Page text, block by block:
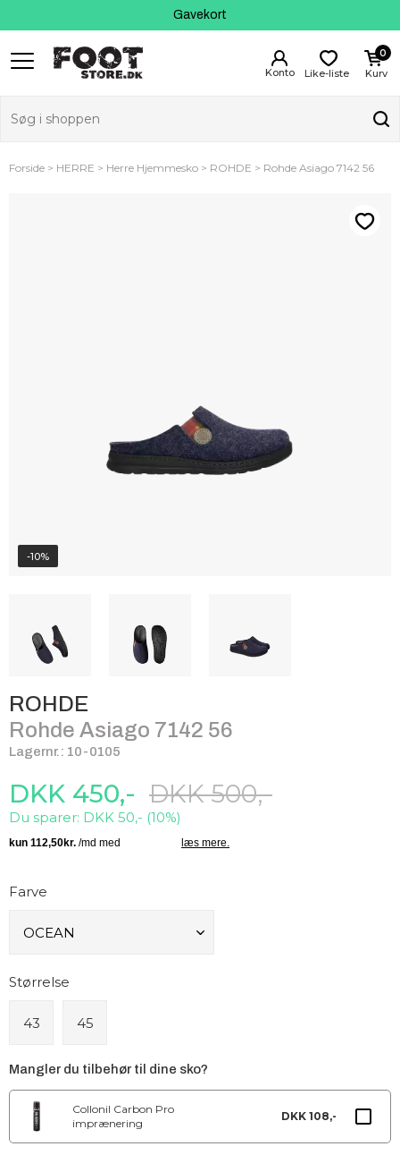
Gavekort
Kundeservice
Kurv
0
Like-liste
Forside HERRE Herre Hjemmesko ROHDE Rohde Asiago 7142 56
-10%
ROHDE
Rohde Asiago 7142 56
Lagernr.: 10-0105
DKK 500,-
Du sparer: DKK 50,- (10%)
DKK 450,-
Farve
Størrelse
43 45
Mangler du tilbehør til dine sko?
Collonil Carbon Pro
imprænering
DKK 108,-